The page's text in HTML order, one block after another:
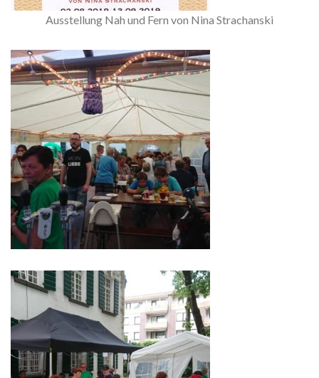
Ausstellung Nah und Fern von Nina Strachanski